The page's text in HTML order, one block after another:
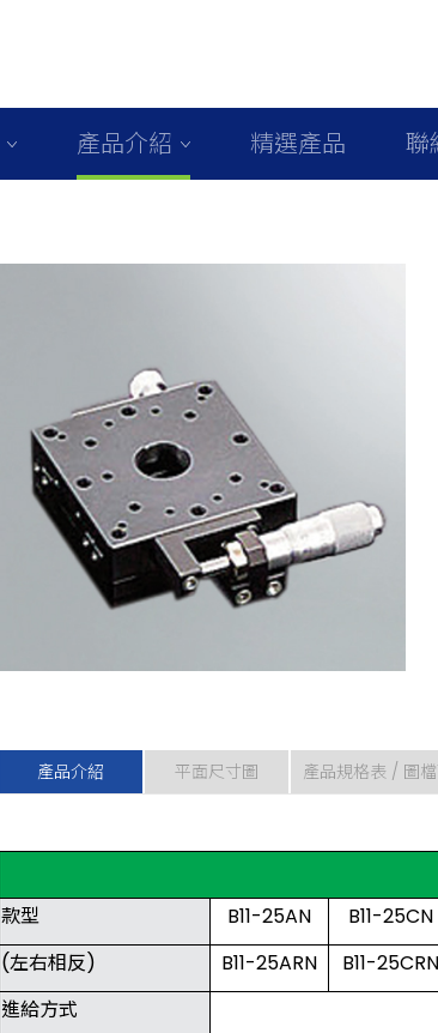
產品介紹 精選產品 聯
產品介紹 平面尺寸圖 產品規格表 / 圖
款型
B11-25AN B11-25CN
(左右相反)
B11-25ARN B11-25CRN
進給方式